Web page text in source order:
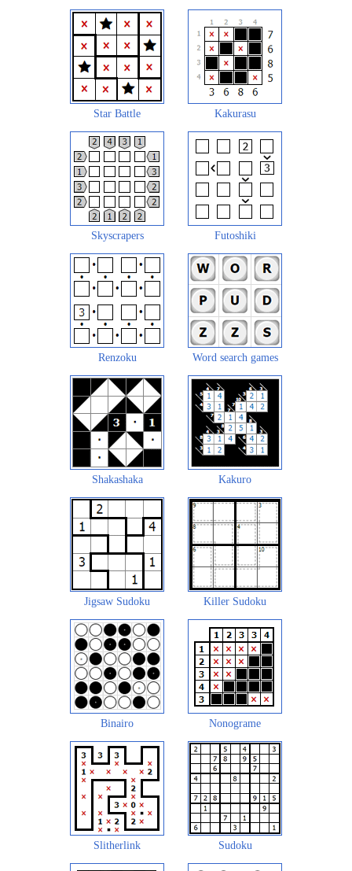
Star Battle Kakurasu
Skyscrapers Futoshiki
Renzoku Word search games
Shakashaka Kakuro
Jigsaw Sudoku Killer Sudoku
Binairo Nonograme
Slitherlink Sudoku